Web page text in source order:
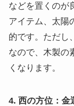
などを置くのが
アイテム、太陽
的です。ただし
なので、木製の
くなります。
4. 西の方位：金